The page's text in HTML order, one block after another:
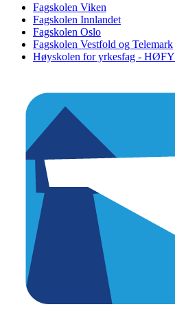
Fagskolen Viken
Fagskolen Innlandet
Fagskolen Oslo
Fagskolen Vestfold og Telemark
Høyskolen for yrkesfag - HØFY